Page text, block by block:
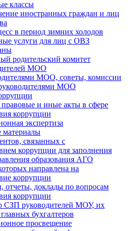
классы
иностранных граждан и лиц
в период зимних холодов
услуги для лиц с ОВЗ
родительский комитет
МОО
МОО, советы, комиссии
МОО
и иные акты в сфере
коррупции
экспертиза
материалы
связанных с
коррупции для заполнения
образования АГО
направлена на
коррупции
отчеты, доклады по вопросам
коррупции
СЗП руководителей МОУ, их
бухгалтеров
просвещение